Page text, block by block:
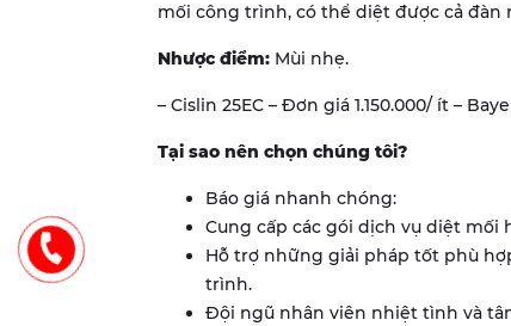
mối công trình, có thể diệt được cả đàn
Nhược điểm: Mùi nhẹ.
– Cislin 25EC – Đơn giá 1.150.000/ ít –
Tại sao nên chọn chúng tôi?
Báo giá nhanh chóng:
Cung cấp các gói dịch vụ diệt mối
Hỗ trợ những giải pháp tốt phù
trình.
Đội ngũ nhân viên nhiệt tình và